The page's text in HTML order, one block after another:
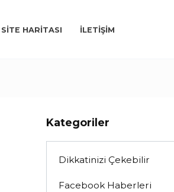
SITE HARITASI İLETIŞIM
Kategoriler
Dikkatinizi Çekebilir
Facebook Haberleri